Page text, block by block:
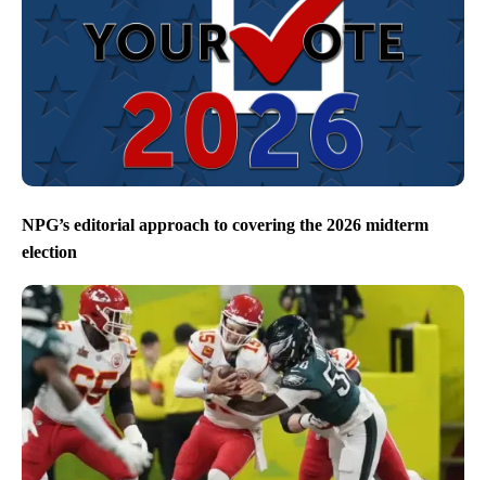
NPG’s editorial approach to covering the 2026 midterm
election